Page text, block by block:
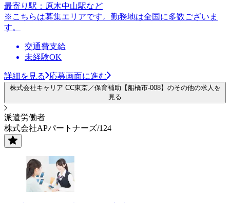
最寄り駅：原木中山駅など
※こちらは募集エリアです。勤務地は全国に多数ございま
す。
交通費支給
未経験OK
詳細を見る 応募画面に進む
株式会社キャリア CC東京／保育補助【船橋市-008】のその他の求人を
見る
派遣労働者
株式会社APパートナーズ/124